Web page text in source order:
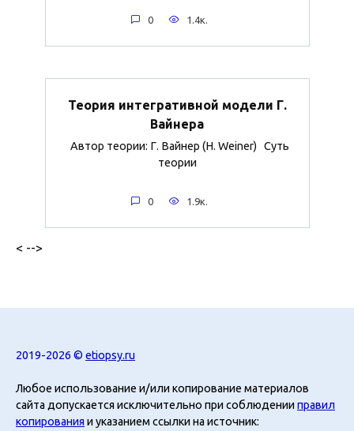
0 1.4к.
Теория интегративной модели Г.
Вайнера
Автор теории: Г. Вайнер (H. Weiner) Суть
теории
0 1.9к.
< -->
2019-2026 © etiopsy.ru
Любое использование и/или копирование материалов
сайта допускается исключительно при соблюденииправил
копирования и указанием ссылки на источник: